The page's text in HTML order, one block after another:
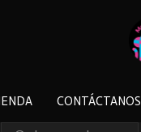
CONTÁCTANOS